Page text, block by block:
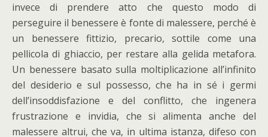
invece di prendere atto che questo modo di
perseguire il benessere è fonte di malessere, perché è
un benessere fittizio, precario, sottile come una
pellicola di ghiaccio, per restare alla gelida metafora.
Un benessere basato sulla moltiplicazione all’infinito
del desiderio e sul possesso, che ha in sé i germi
dell’insoddisfazione e del conflitto, che ingenera
frustrazione e invidia, che si alimenta anche del
malessere altrui, che va, in ultima istanza, difeso con